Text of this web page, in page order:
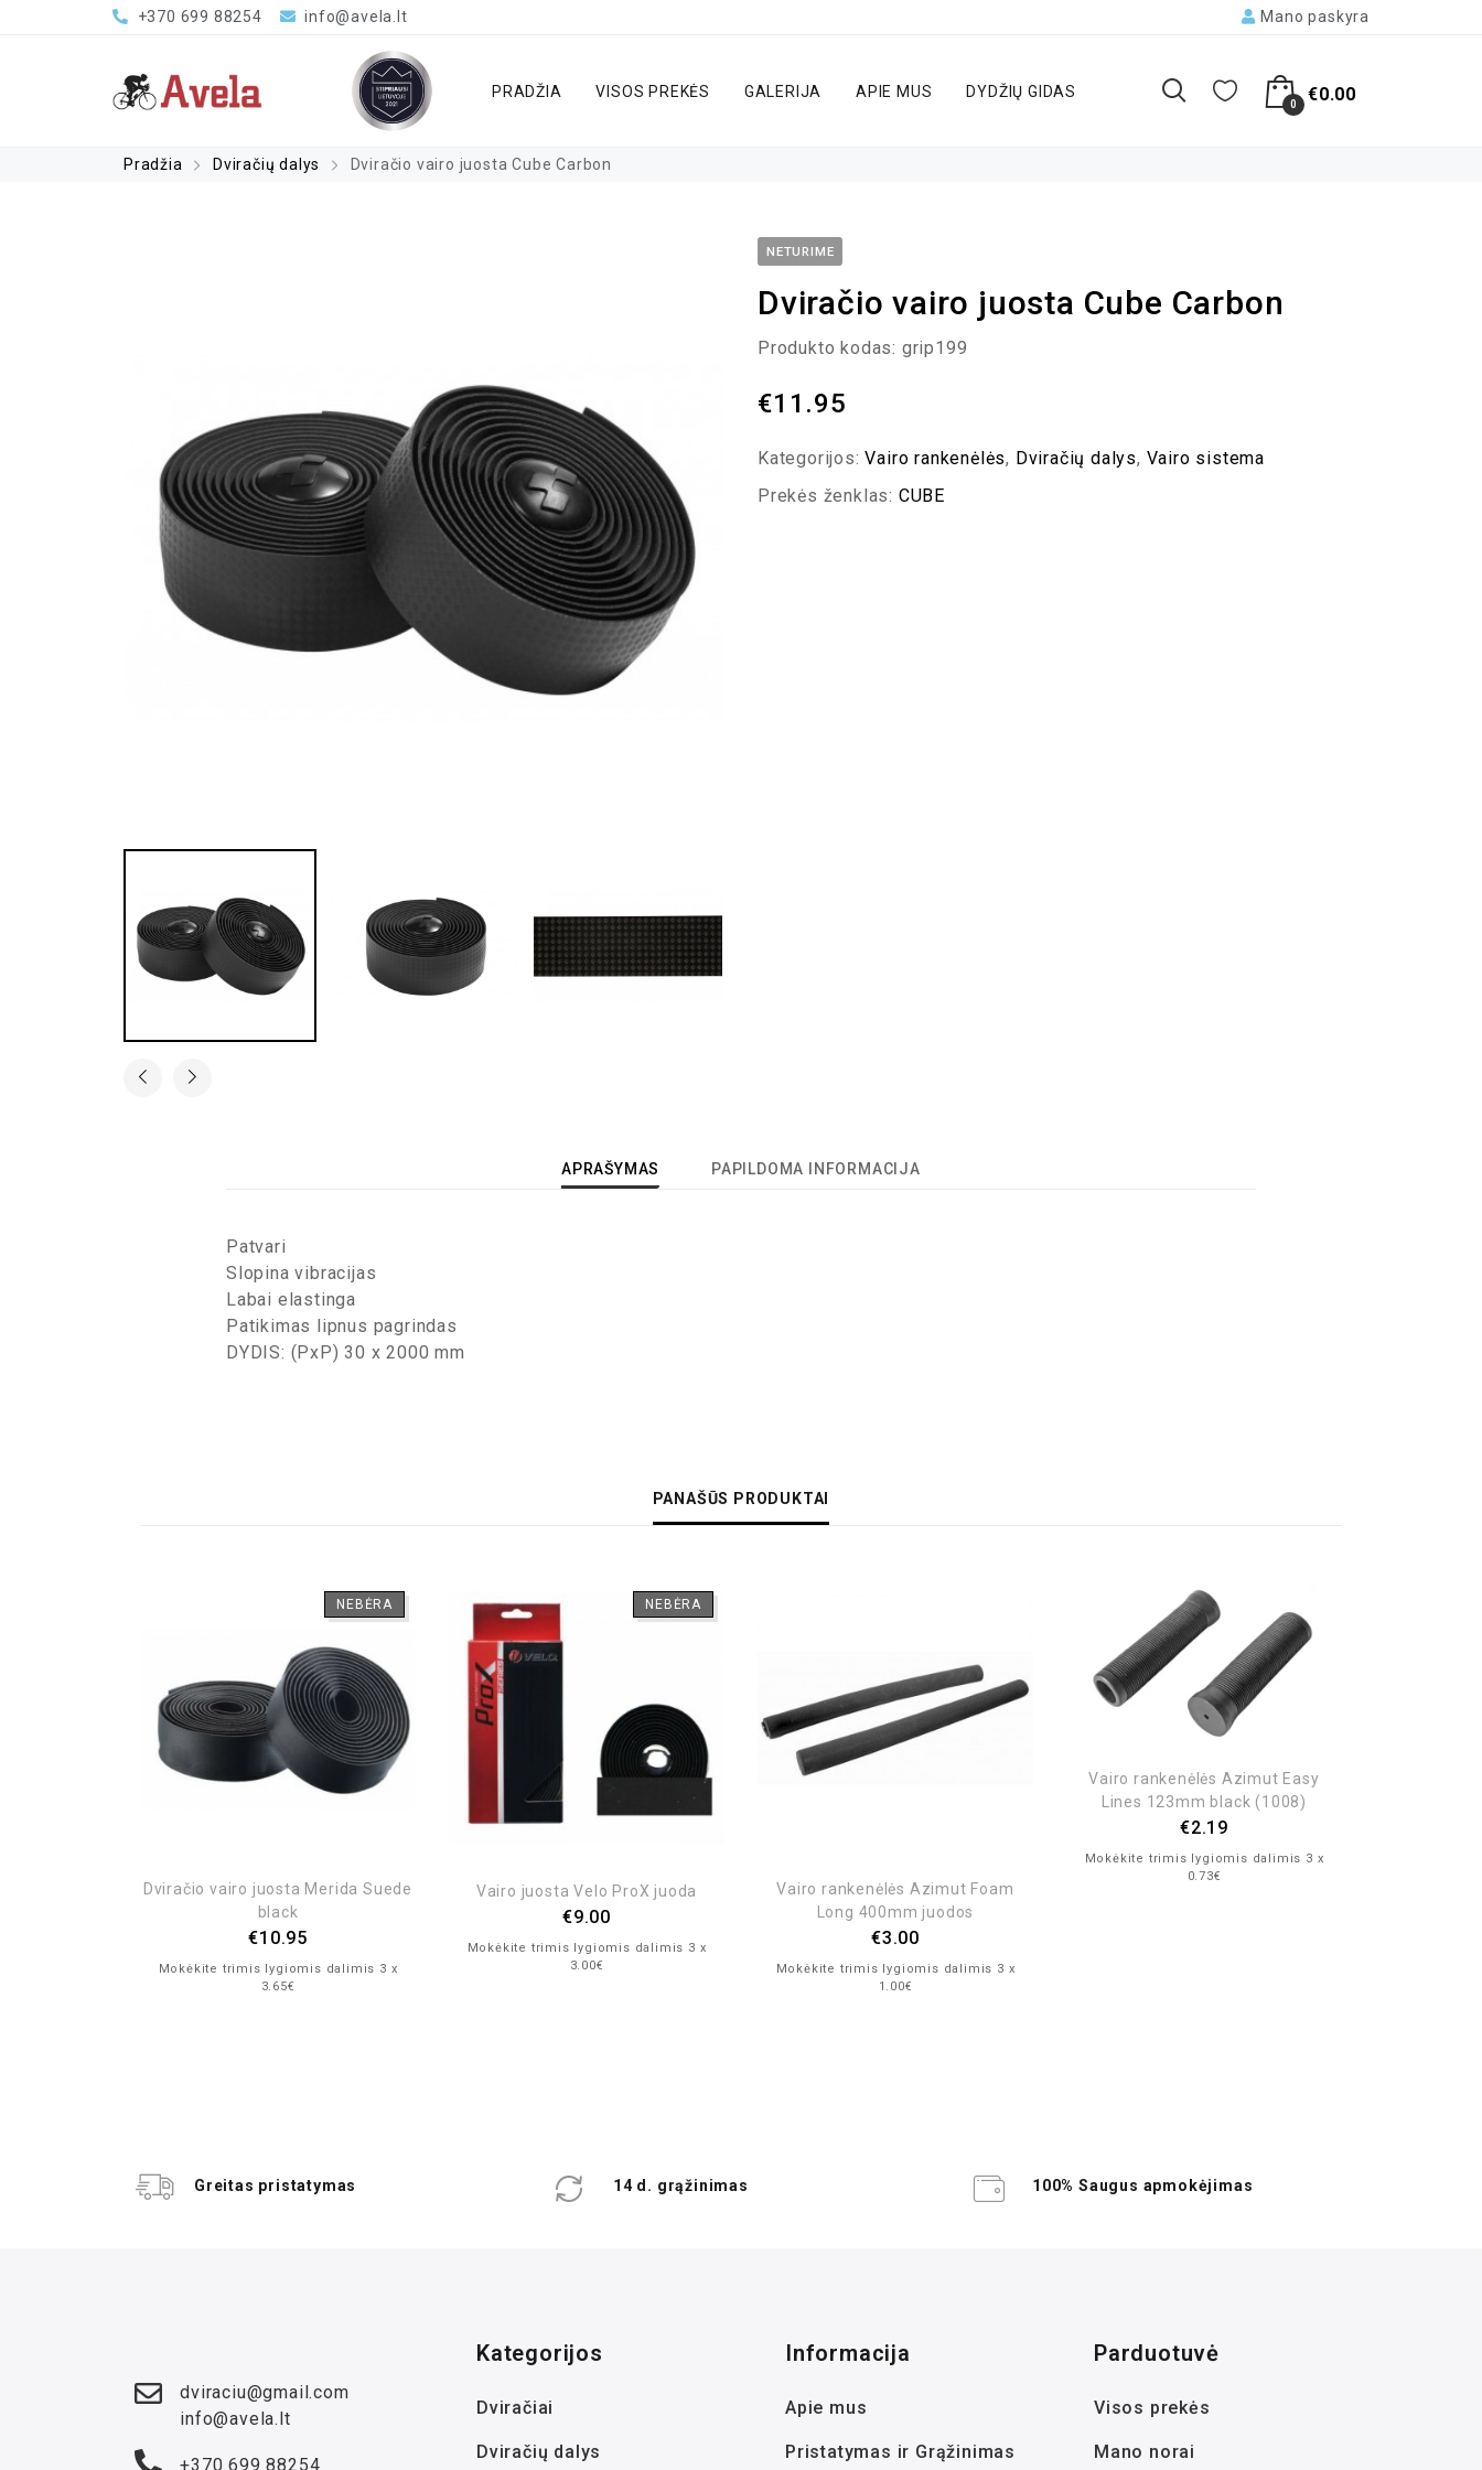
+370 699 88254 info@avela.lt Mano paskyra
PRADŽIA VISOS PREKĖS GALERIJA APIE MUS DYDŽIŲ GIDAS
0 €0.00
Pradžia Dviračių dalys Dviračio vairo juosta Cube Carbon
NETURIME
Dviračio vairo juosta Cube Carbon
Produkto kodas: grip199
€11.95
Kategorijos:Vairo rankenėlės, Dviračių dalys, Vairo sistema
Prekės ženklas: CUBE
APRAŠYMAS PAPILDOMA INFORMACIJA
Patvari
Slopina vibracijas
Labai elastinga
Patikimas lipnus pagrindas
DYDIS: (PxP) 30 x 2000 mm
PANAŠŪS PRODUKTAI
NEBĖRA
Dviračio vairo juosta Merida Suede
black
€10.95
Mokėkite trimis lygiomis dalimis 3 x
3.65€
NEBĖRA
Vairo juosta Velo ProX juoda
€9.00
Mokėkite trimis lygiomis dalimis 3 x
3.00€
Vairo rankenėlės Azimut Foam
Long 400mm juodos
€3.00
Mokėkite trimis lygiomis dalimis 3 x
1.00€
Vairo rankenėlės Azimut Easy
Lines 123mm black (1008)
€2.19
Mokėkite trimis lygiomis dalimis 3 x
0.73€
Greitas pristatymas 14 d. grąžinimas 100% Saugus apmokėjimas
dviraciu@gmail.com
info@avela.lt
+370 699 88254
Kategorijos
Dviračiai
Dviračių dalys
Informacija
Apie mus
Pristatymas ir Grąžinimas
Parduotuvė
Visos prekės
Mano norai